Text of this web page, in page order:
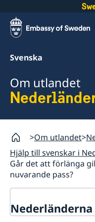
Svenska
Om utlandet
Om utlandet
Hjälp till svenskar i
Går det att förlänga
nuvarande pass?
Nederländerna